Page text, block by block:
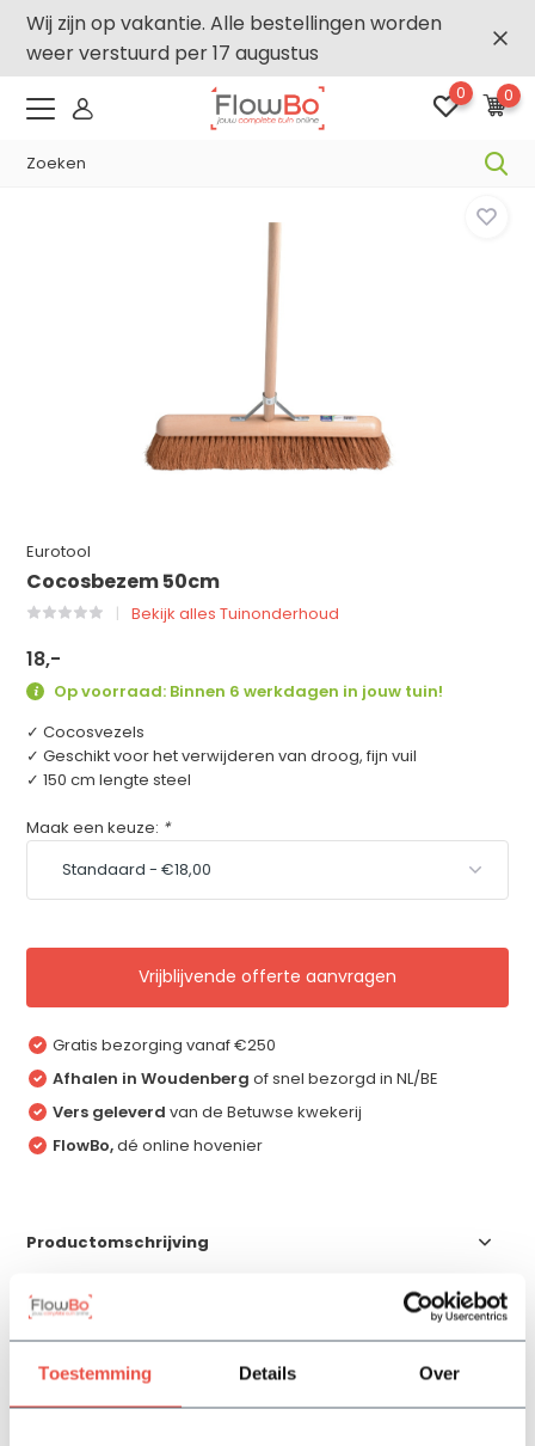
Toestemming Details Over
Wij zijn op vakantie. Alle bestellingen worden
weer verstuurd per 17 augustus
0 0
Eurotool
Cocosbezem 50cm
Bekijk alles Tuinonderhoud
18,-
Op voorraad: Binnen 6 werkdagen in jouw tuin!
✓ Cocosvezels
✓ Geschikt voor het verwijderen van droog, fijn vuil
✓ 150 cm lengte steel
Maak een keuze: *
Vrijblijvende offerte aanvragen
Gratis bezorging vanaf €250
Afhalen in Woudenberg of snel bezorgd in NL/BE
Vers geleverd van de Betuwse kwekerij
FlowBo,dé online hovenier
Productomschrijving
Specificaties
Reviews